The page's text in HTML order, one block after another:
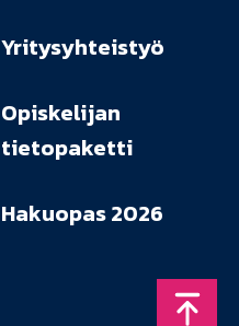
Yritysyhteistyö
Opiskelijan
tietopaketti
Hakuopas 2026